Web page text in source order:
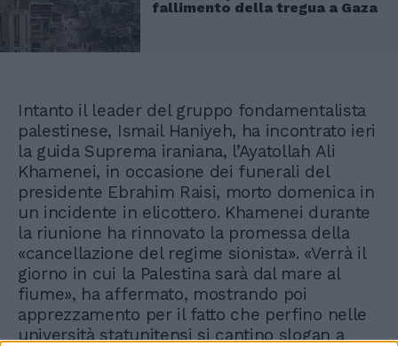
fallimento della tregua a Gaza
Intanto il leader del gruppo fondamentalista
palestinese, Ismail Haniyeh, ha incontrato ieri
la guida Suprema iraniana, l’Ayatollah Ali
Khamenei, in occasione dei funerali del
presidente Ebrahim Raisi, morto domenica in
un incidente in elicottero. Khamenei durante
la riunione ha rinnovato la promessa della
«cancellazione del regime sionista». «Verrà il
giorno in cui la Palestina sarà dal mare al
fiume», ha affermato, mostrando poi
apprezzamento per il fatto che perfino nelle
università statunitensi si cantino slogan a